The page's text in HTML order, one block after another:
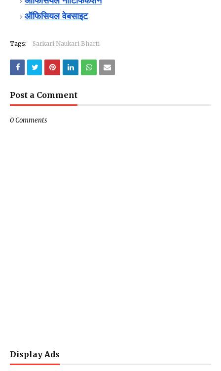
ऑफिसियल वेबसाइट
Tags: Sarkari Naukari Bharti
Post a Comment
0 Comments
Display Ads